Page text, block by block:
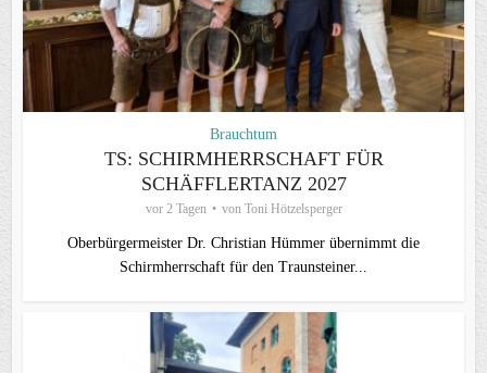
Brauchtum
TS: SCHIRMHERRSCHAFT FÜR
SCHÄFFLERTANZ 2027
vor 2 Tagen von Toni Hötzelsperger
Oberbürgermeister Dr. Christian Hümmer übernimmt die
Schirmherrschaft für den Traunsteiner...